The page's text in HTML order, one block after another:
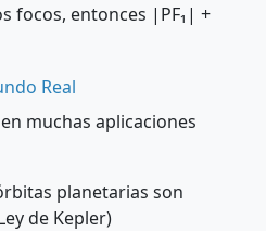
focos, entonces |PF₁| +
Real
muchas aplicaciones
planetarias son
de Kepler)